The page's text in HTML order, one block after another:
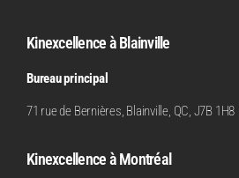
Kinexcellence à Blainville
Bureau principal
71 rue de Bernières, Blainville, QC, J7B 1H8
Kinexcellence à Montréal